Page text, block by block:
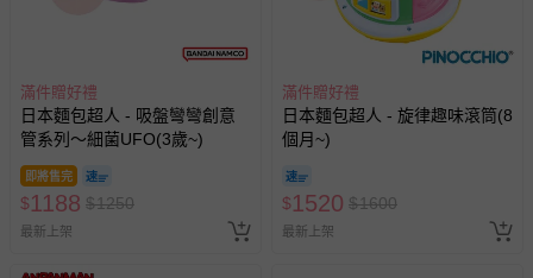
滿件贈好禮
日本麵包超人 - 吸盤彎彎創意
管系列～細菌UFO(3歲~)
即將售完
$1188 $1250
最新上架
滿件贈好禮
日本麵包超人 - 旋律趣味滾筒(8
個月~)
$1520 $1600
最新上架